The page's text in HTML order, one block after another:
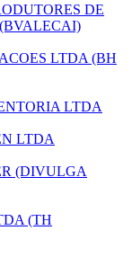
DE
(BVALECAI)
LTDA (BH
LTDA
LTDA
(DIVULGA
(TH